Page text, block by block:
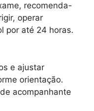
recomenda-
operar
por até 24 horas.
e ajustar
orientação.
acompanhante